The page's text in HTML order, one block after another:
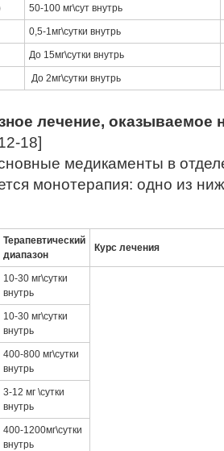
50-100 мг\сут внутрь
0,5-1мг\сутки внутрь
До 15мг\сутки внутрь
До 2мг\сутки внутрь
лечение, оказываемое
18]
медикаменты в
монотерапия: одно из
Терапевтический
диапазон
Курс лечения
10-30 мг\сутки
внутрь
10-30 мг\сутки
внутрь
400-800 мг\сутки
внутрь
3-12 мг \сутки
внутрь
400-1200мг\сутки
внутрь